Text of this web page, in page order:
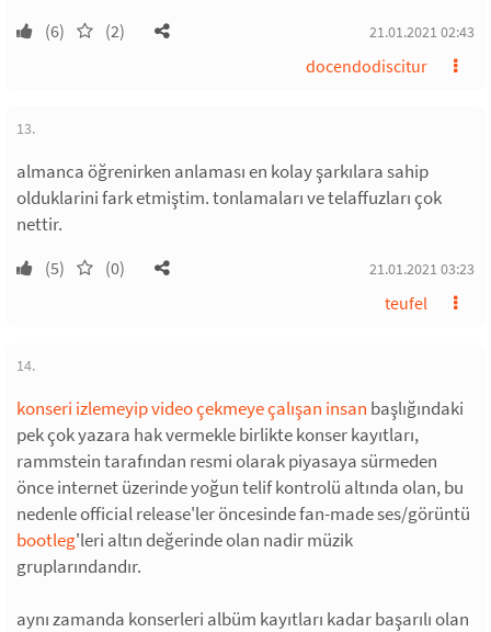
(6) (2) 21.01.2021 02:43
docendodiscitur
13.
almanca öğrenirken anlaması en kolay şarkılara sahip
olduklarini fark etmiştim. tonlamaları ve telaffuzları çok
nettir.
(5) (0) 21.01.2021 03:23
teufel
14.
konseri izlemeyip video çekmeye çalışan insan başlığındaki
pek çok yazara hak vermekle birlikte konser kayıtları,
rammstein tarafından resmi olarak piyasaya sürmeden
önce internet üzerinde yoğun telif kontrolü altında olan, bu
nedenle official release'ler öncesinde fan-made ses/görüntü
bootleg'leri altın değerinde olan nadir müzik
gruplarındandır.
aynı zamanda konserleri albüm kayıtları kadar başarılı olan